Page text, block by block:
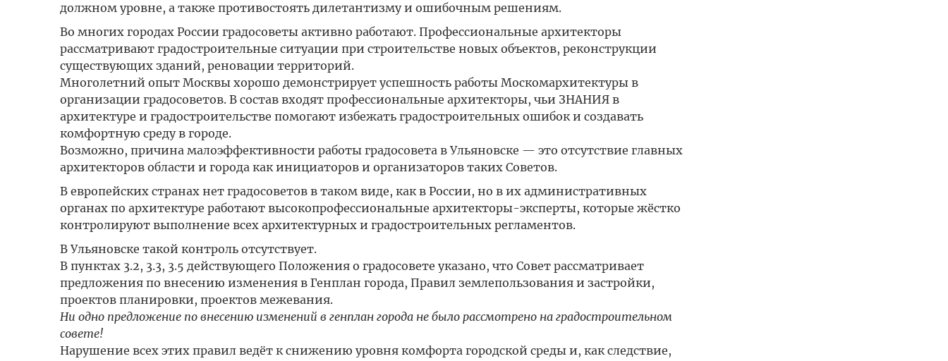
должном уровне, а также противостоять дилетантизму и ошибочным решениям.
Во многих городах России градосоветы активно работают. Профессиональные архитекторы
рассматривают градостроительные ситуации при строительстве новых объектов, реконструкции
существующих зданий, реновации территорий.
Многолетний опыт Москвы хорошо демонстрирует успешность работы Москомархитектуры в
организации градосоветов. В состав входят профессиональные архитекторы, чьи ЗНАНИЯ в
архитектуре и градостроительстве помогают избежать градостроительных ошибок и создавать
комфортную среду в городе.
Возможно, причина малоэффективности работы градосовета в Ульяновске — это отсутствие главных
архитекторов области и города как инициаторов и организаторов таких Советов.
В европейских странах нет градосоветов в таком виде, как в России, но в их административных
органах по архитектуре работают высокопрофессиональные архитекторы-эксперты, которые жёстко
контролируют выполнение всех архитектурных и градостроительных регламентов.
В Ульяновске такой контроль отсутствует.
В пунктах 3.2, 3.3, 3.5 действующего Положения о градосовете указано, что Совет рассматривает
предложения по внесению изменения в Генплан города, Правил землепользования и застройки,
проектов планировки, проектов межевания.
Ни одно предложение по внесению изменений в генплан города не было рассмотрено на градостроительном
совете!
Нарушение всех этих правил ведёт к снижению уровня комфорта городской среды и, как следствие,